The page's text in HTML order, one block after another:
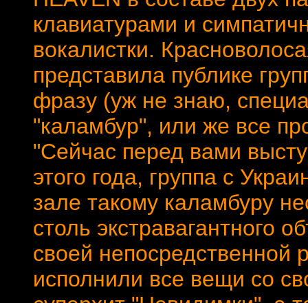
клавиатурами и
вокалистки.
представила публике
фразу (уж не знаю,
"каламбур", или же все
"Сейчас перед вами
этого года, группа с
зале такому каламбуру
столь экстравагантного
своей непосредственной
исполнили все вещи со